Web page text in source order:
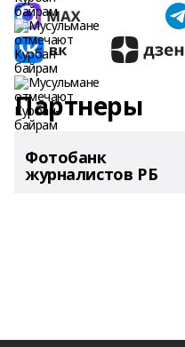
Партнеры
Фотобанк
журналистов РБ